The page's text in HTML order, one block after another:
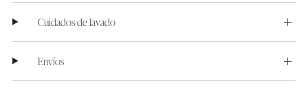
Cuidados de lavado
Envíos